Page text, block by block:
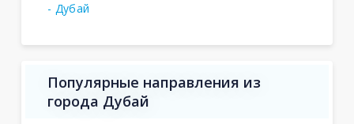
- Дубай
Популярные направления из
города Дубай